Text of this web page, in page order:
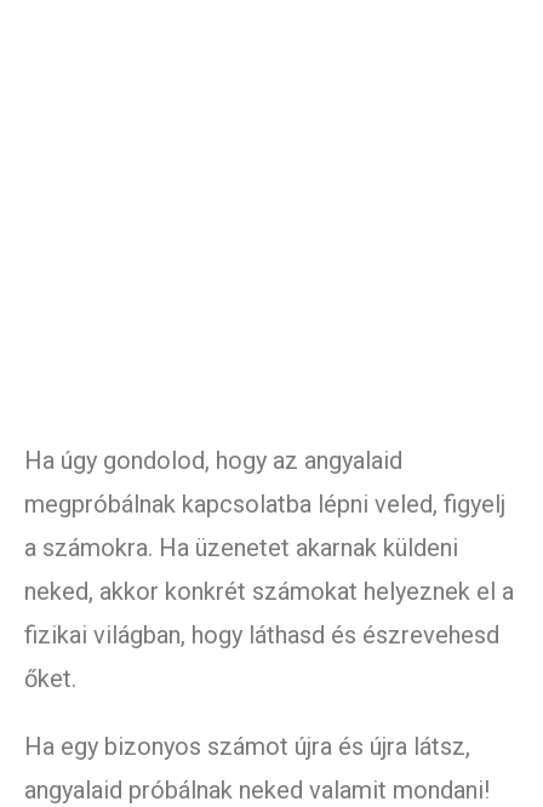
Ha úgy gondolod, hogy az angyalaid
megpróbálnak kapcsolatba lépni veled, figyelj
a számokra. Ha üzenetet akarnak küldeni
neked, akkor konkrét számokat helyeznek el a
fizikai világban, hogy láthasd és észrevehesd
őket.
Ha egy bizonyos számot újra és újra látsz,
angyalaid próbálnak neked valamit mondani!